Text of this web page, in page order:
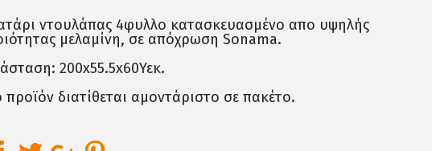
ντουλάπας 4φυλλο κατασκευασμένο απο υψηλής
μελαμίνη, σε απόχρωση Sonama.
200x55.5x60Υεκ.
προϊόν διατίθεται αμοντάριστο σε πακέτο.